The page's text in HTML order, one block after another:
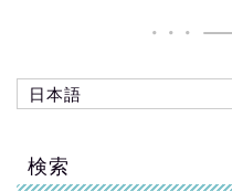
日本語
検索